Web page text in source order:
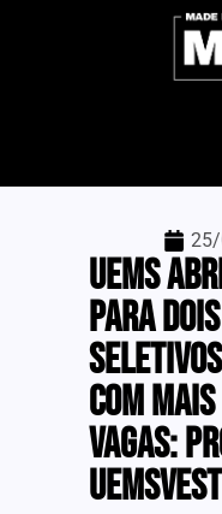
UEMS
para
com
vagas: